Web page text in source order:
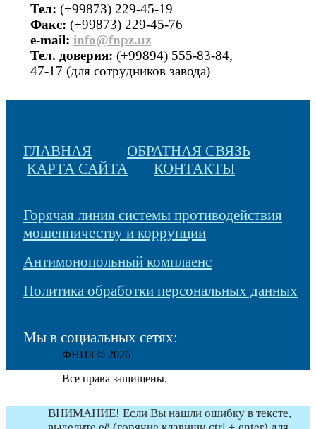
Тел: (+99873) 229-45-19
Факс: (+99873) 229-45-76
е-mail: info@fnpz.uz
Тел. доверия: (+99894) 555-83-84,
47-17 (для сотрудников завода)
ГЛАВНАЯ
ОБРАТНАЯ СВЯЗЬ
КАРТА САЙТА
КОНТАКТЫ
Горячая линия системы противодействия
мошенничеству и коррупции
Антимонопольный комплаенс
Политика обработки персональных данных
Мы в социальных сетях:
ФНПЗ © 2026
Все права защищены.
ВНИМАНИЕ! Если Вы нашли ошибку в тексте,